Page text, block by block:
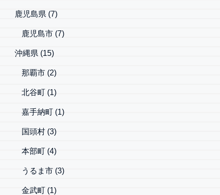
鹿児島県 (7)
鹿児島市 (7)
沖縄県 (15)
那覇市 (2)
北谷町 (1)
嘉手納町 (1)
国頭村 (3)
本部町 (4)
うるま市 (3)
金武町 (1)